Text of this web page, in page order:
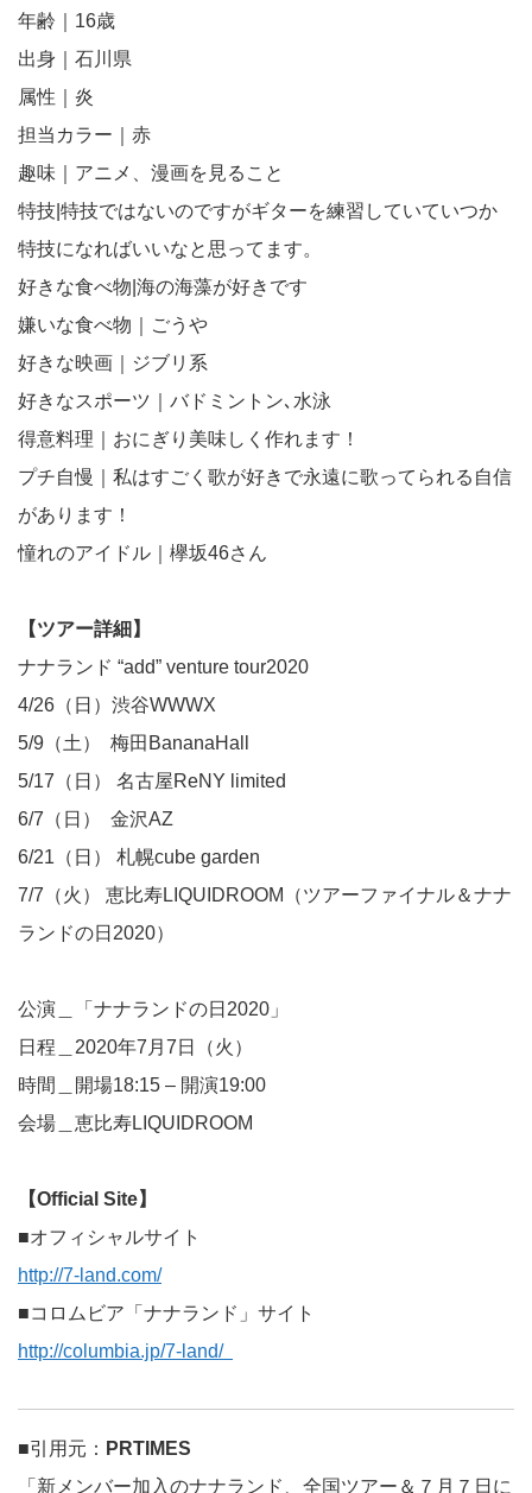
年齢｜16歳
出身｜石川県
属性｜炎
担当カラー｜赤
趣味｜アニメ、漫画を見ること
特技|特技ではないのですがギターを練習していていつか
特技になればいいなと思ってます。
好きな食べ物|海の海藻が好きです
嫌いな食べ物｜ごうや
好きな映画｜ジブリ系
好きなスポーツ｜バドミントン､水泳
得意料理｜おにぎり美味しく作れます！
プチ自慢｜私はすごく歌が好きで永遠に歌ってられる自信
があります！
憧れのアイドル｜欅坂46さん
【ツアー詳細】
ナナランド “add” venture tour2020
4/26（日）渋谷WWWX
5/9（土） 梅田BananaHall
5/17（日） 名古屋ReNY limited
6/7（日） 金沢AZ
6/21（日） 札幌cube garden
7/7（火） 恵比寿LIQUIDROOM（ツアーファイナル＆ナナ
ランドの日2020）
公演＿「ナナランドの日2020」
日程＿2020年7月7日（火）
時間＿開場18:15 – 開演19:00
会場＿恵比寿LIQUIDROOM
【Official Site】
■オフィシャルサイト
http://7-land.com/
■コロムビア「ナナランド」サイト
http://columbia.jp/7-land/
■引用元： PRTIMES
「新メンバー加入のナナランド、全国ツアー＆７月７日に